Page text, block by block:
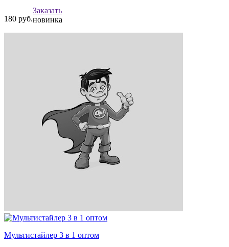
180 руб.
Заказать
новинка
Мультистайлер 3 в 1 оптом